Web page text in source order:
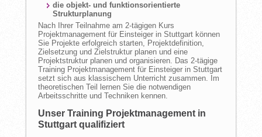
die objekt- und funktionsorientierte
Strukturplanung
Nach Ihrer Teilnahme am 2-tägigen Kurs
Projektmanagement für Einsteiger in Stuttgart können
Sie Projekte erfolgreich starten, Projektdefinition,
Zielsetzung und Zielstruktur planen und eine
Projektstruktur planen und organisieren. Das 2-tägige
Training Projektmanagement für Einsteiger in Stuttgart
setzt sich aus klassischem Unterricht zusammen. Im
theoretischen Teil lernen Sie die notwendigen
Arbeitsschritte und Techniken kennen.
Unser Training Projektmanagement in
Stuttgart qualifiziert